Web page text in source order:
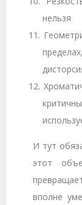
нельзя
И тут
этот
вполне